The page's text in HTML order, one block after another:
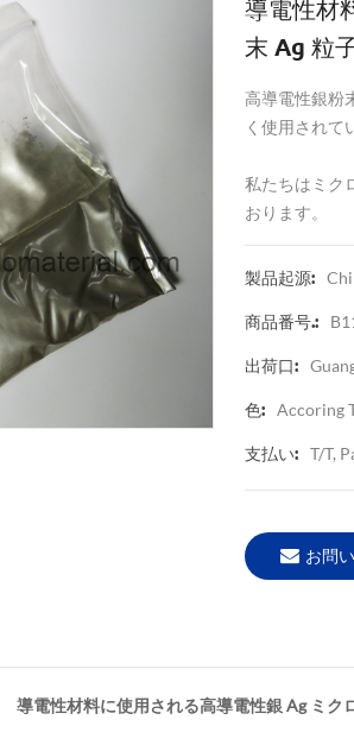
導電性材
末 Ag 粒
高導電性銀粉
く使用されて
私たちはミク
おります。
製品起源:
商品番号.:
出荷口:
色: Accoring
支払い: T/T,
お問
導電性材料に使用される高導電性銀 Ag ミク